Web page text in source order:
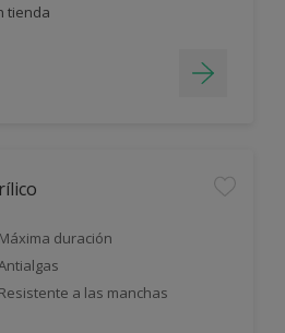
tienda
Máxima duración
Resistente a las manchas